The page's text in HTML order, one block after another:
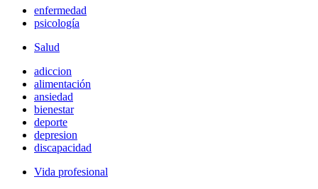
enfermedad
psicología
Salud
adiccion
alimentación
ansiedad
bienestar
deporte
depresion
discapacidad
Vida profesional